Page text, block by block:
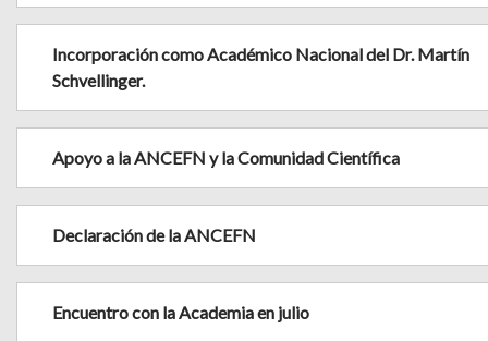
Incorporación como Académico Nacional del Dr. Martín
Schvellinger.
Apoyo a la ANCEFN y la Comunidad Científica
Declaración de la ANCEFN
Encuentro con la Academia en julio